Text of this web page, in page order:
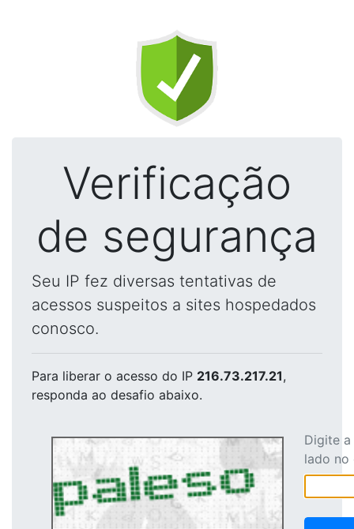
Verificação
de segurança
Seu IP fez diversas tentativas de
acessos suspeitos a sites hospedados
conosco.
Para liberar o acesso do IP 216.73.217.21,
responda ao desafio abaixo.
Digite
lado no